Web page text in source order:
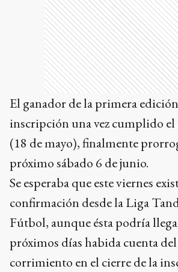
El ganador de la primera
inscripción una vez cumplido
(18 de mayo), finalmente
próximo sábado 6 de junio.
Se esperaba que este viernes
confirmación desde la Liga
Fútbol, aunque ésta podría
próximos días habida cuenta
corrimiento en el cierre de la